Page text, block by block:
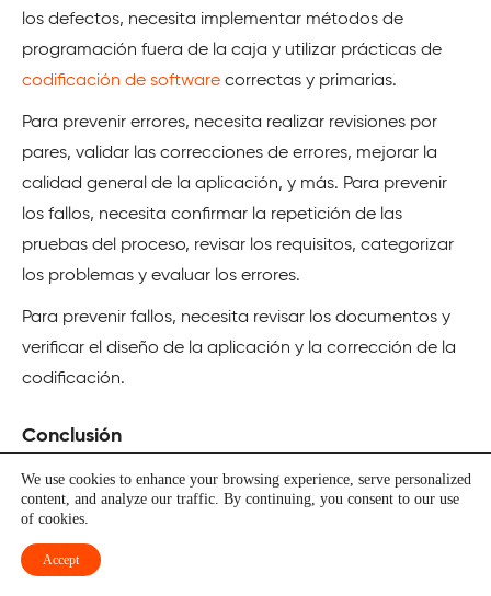
los defectos, necesita implementar métodos de
programación fuera de la caja y utilizar prácticas de
codificación de software correctas y primarias.
Para prevenir errores, necesita realizar revisiones por
pares, validar las correcciones de errores, mejorar la
calidad general de la aplicación, y más. Para prevenir
los fallos, necesita confirmar la repetición de las
pruebas del proceso, revisar los requisitos, categorizar
los problemas y evaluar los errores.
Para prevenir fallos, necesita revisar los documentos y
verificar el diseño de la aplicación y la corrección de la
codificación.
Conclusión
Los bugs, defectos, errores, fallos y averías afectan a
diferentes partes de una aplicación e impactan
y la excelencia del software, lo que provoca la
We use cookies to enhance your browsing experience, serve personalized
content, and analyze our traffic. By continuing, you consent to our use
of cookies.
Accept